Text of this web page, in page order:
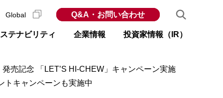
テナビリティ 企業情報 投資家情報（IR）
Global Q&A・お問い合わせ
売記念 「LET’S HI-CHEW」キャンペーン実施
トキャンペーンも実施中